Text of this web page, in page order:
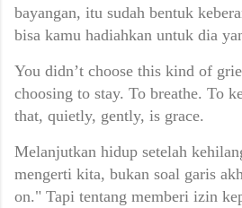
bayangan, itu sudah bentuk
bisa kamu hadiahkan untuk dia
You didn’t choose this kind of
choosing to stay. To breathe. To
that, quietly, gently, is grace.
Melanjutkan hidup setelah
mengerti kita, bukan soal garis
on." Tapi tentang memberi izin